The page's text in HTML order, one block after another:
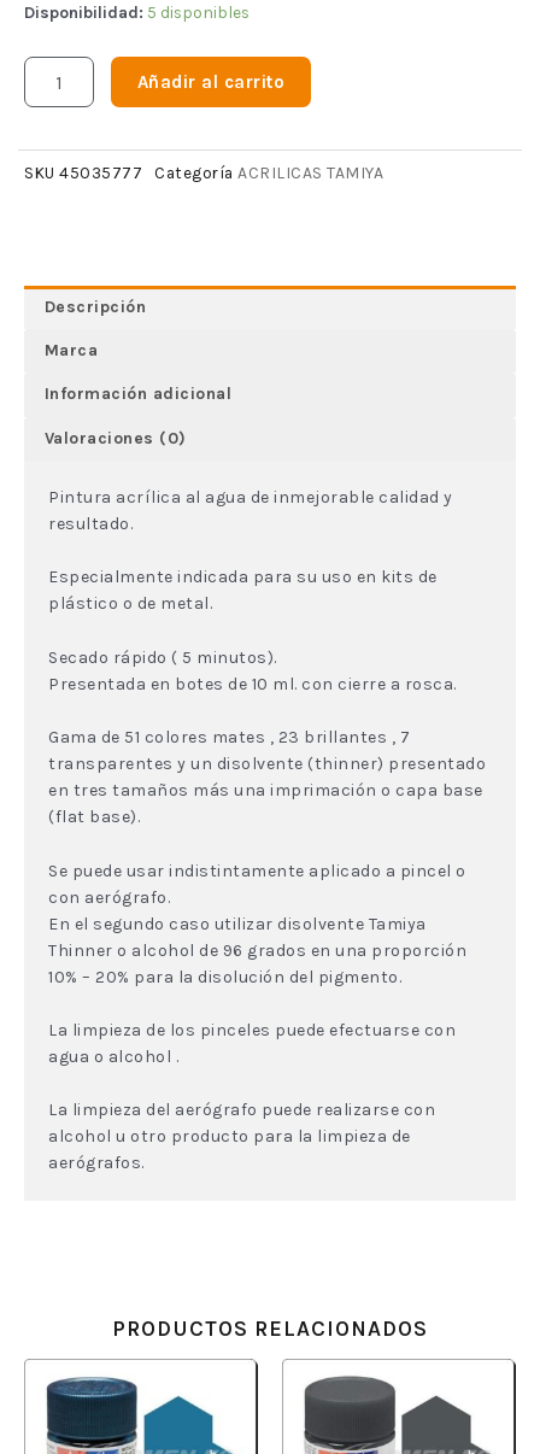
Disponibilidad: 5 disponibles
Añadir al carrito
SKU 45035777 Categoría ACRILICAS TAMIYA
Descripción
Marca
Información adicional
Valoraciones (0)
Pintura acrílica al agua de inmejorable calidad y
resultado.
Especialmente indicada para su uso en kits de
plástico o de metal.
Secado rápido ( 5 minutos).
Presentada en botes de 10 ml. con cierre a rosca.
Gama de 51 colores mates , 23 brillantes , 7
transparentes y un disolvente (thinner) presentado
en tres tamaños más una imprimación o capa base
(flat base).
Se puede usar indistintamente aplicado a pincel o
con aerógrafo.
En el segundo caso utilizar disolvente Tamiya
Thinner o alcohol de 96 grados en una proporción
10% – 20% para la disolución del pigmento.
La limpieza de los pinceles puede efectuarse con
agua o alcohol .
La limpieza del aerógrafo puede realizarse con
alcohol u otro producto para la limpieza de
aerógrafos.
PRODUCTOS RELACIONADOS